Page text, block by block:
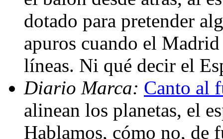
dotado para pretender
apuros cuando el
líneas. Ni qué decir el
Diario Marca: Canto al
alinean los planetas, el
Hablamos, cómo no,